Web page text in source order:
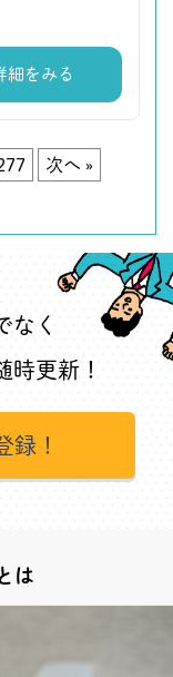
細をみる
次へ »
なく
時更新！
録！
は